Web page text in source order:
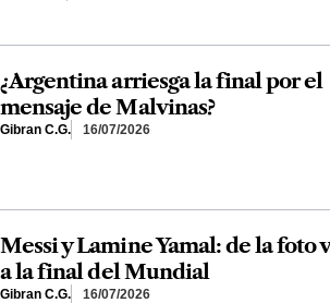
¿Argentina arriesga la final por el
mensaje de Malvinas?
Gibran C.G. 16/07/2026
Messi y Lamine Yamal: de la foto
a la final del Mundial
Gibran C.G. 16/07/2026